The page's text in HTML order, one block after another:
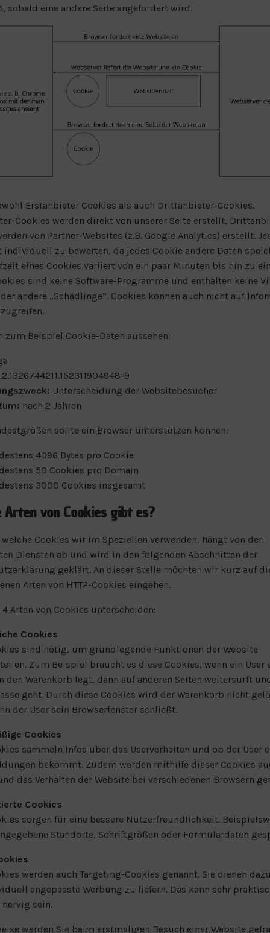
sobald eine andere Seite angefordert wird.
Erstanbieter Cookies als auch Drittanbieter-Cookies.
Cookies werden direkt von unserer Seite erstellt,
von Partner-Websites (z.B. Google Analytics) erstellt.
individuell zu bewerten, da jedes Cookie andere Daten
eines Cookies variiert von ein paar Minuten bis hin zu
sind keine Software-Programme und enthalten keine
andere „Schädlinge“. Cookies können auch nicht auf
zum Beispiel Cookie-Daten aussehen:
9
Unterscheidung der Websitebesucher
nach 2 Jahren
sollte ein Browser unterstützen können:
4096 Bytes pro Cookie
50 Cookies pro Domain
3000 Cookies insgesamt
von Cookies gibt es?
Cookies wir im Speziellen verwenden, hängt von den
Diensten ab und wird in den folgenden Abschnitten der
geklärt. An dieser Stelle möchten wir kurz auf
Arten von HTTP-Cookies eingehen.
Arten von Cookies unterscheiden:
Cookies
sind nötig, um grundlegende Funktionen der Website
Zum Beispiel braucht es diese Cookies, wenn ein User
den Warenkorb legt, dann auf anderen Seiten weitersurft
geht. Durch diese Cookies wird der Warenkorb nicht
der User sein Browserfenster schließt.
Cookies
sammeln Infos über das Userverhalten und ob der User
bekommt. Zudem werden mithilfe dieser Cookies
das Verhalten der Website bei verschiedenen Browsern
Cookies
sorgen für eine bessere Nutzerfreundlichkeit.
Standorte, Schriftgrößen oder Formulardaten
werden auch Targeting-Cookies genannt. Sie dienen
angepasste Werbung zu liefern. Das kann sehr
sein.
werden Sie beim erstmaligen Besuch einer Website